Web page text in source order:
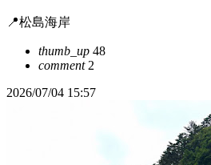
📍松島海岸
thumb_up 48
comment2
2026/07/04 15:57